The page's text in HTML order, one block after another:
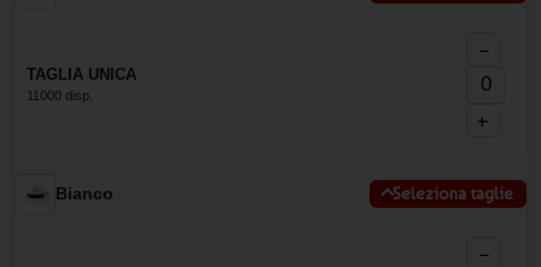
TAGLIA UNICA
11000 disp.
−
+
Bianco Seleziona taglie
−